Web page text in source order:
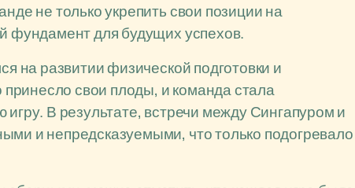
не только укрепить свои позиции на
фундамент для будущих успехов.
на развитии физической подготовки и
принесло свои плоды, и команда стала
В результате, встречи между Сингапуром и
и непредсказуемыми, что только подогревало